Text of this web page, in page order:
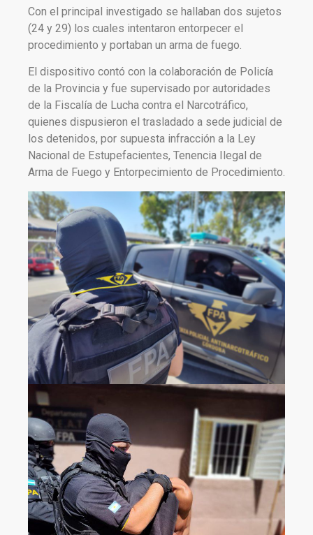
Con el principal investigado se hallaban dos sujetos
(24 y 29) los cuales intentaron entorpecer el
procedimiento y portaban un arma de fuego.
El dispositivo contó con la colaboración de Policía
de la Provincia y fue supervisado por autoridades
de la Fiscalía de Lucha contra el Narcotráfico,
quienes dispusieron el trasladado a sede judicial de
los detenidos, por supuesta infracción a la Ley
Nacional de Estupefacientes, Tenencia Ilegal de
Arma de Fuego y Entorpecimiento de Procedimiento.